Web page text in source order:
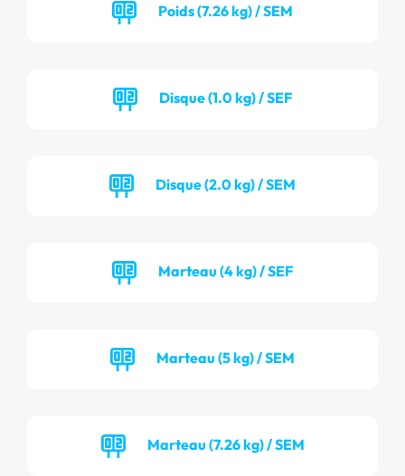
Poids (7.26 kg) / SEM
Disque (1.0 kg) / SEF
Disque (2.0 kg) / SEM
Marteau (4 kg) / SEF
Marteau (5 kg) / SEM
Marteau (7.26 kg) / SEM